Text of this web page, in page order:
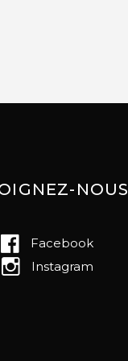
NOUS
Facebook
Instagram